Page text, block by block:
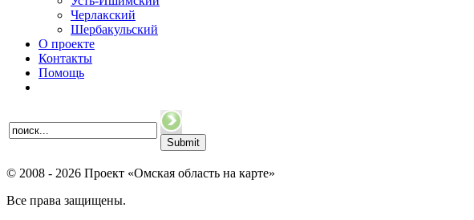
Черлакский
Шербакульский
О проекте
Контакты
Помощь
© 2008 - 2026 Проект «Омская область на карте»
Все права защищены.